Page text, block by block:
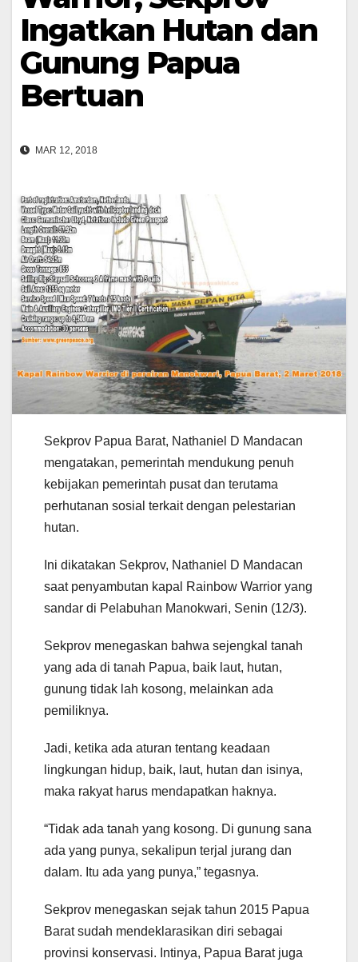
Ingatkan Hutan dan
Gunung Papua
Bertuan
MAR 12, 2018
Sekprov Papua Barat, Nathaniel D Mandacan
mengatakan, pemerintah mendukung penuh
kebijakan pemerintah pusat dan terutama
perhutanan sosial terkait dengan pelestarian
hutan.
Ini dikatakan Sekprov, Nathaniel D Mandacan
saat penyambutan kapal Rainbow Warrior yang
sandar di Pelabuhan Manokwari, Senin (12/3).
Sekprov menegaskan bahwa sejengkal tanah
yang ada di tanah Papua, baik laut, hutan,
gunung tidak lah kosong, melainkan ada
pemiliknya.
Jadi, ketika ada aturan tentang keadaan
lingkungan hidup, baik, laut, hutan dan isinya,
maka rakyat harus mendapatkan haknya.
“Tidak ada tanah yang kosong. Di gunung sana
ada yang punya, sekalipun terjal jurang dan
dalam. Itu ada yang punya,” tegasnya.
Sekprov menegaskan sejak tahun 2015 Papua
Barat sudah mendeklarasikan diri sebagai
provinsi konservasi. Intinya, Papua Barat juga